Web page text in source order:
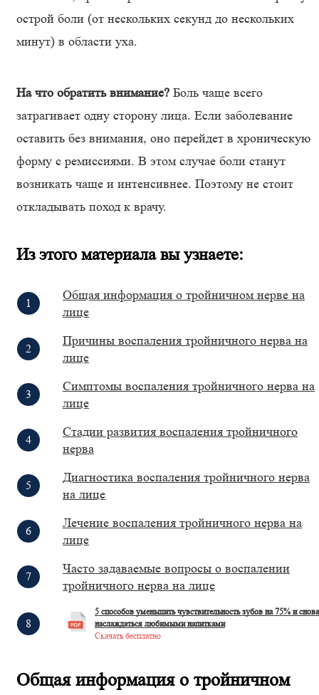
острой боли (от нескольких секунд до нескольких
минут) в области уха.
На что обратить внимание? Боль чаще всего
затрагивает одну сторону лица. Если заболевание
оставить без внимания, оно перейдет в хроническую
форму с ремиссиями. В этом случае боли станут
возникать чаще и интенсивнее. Поэтому не стоит
откладывать поход к врачу.
Из этого материала вы узнаете:
Общая информация о тройничном нерве на
лице
Причины воспаления тройничного нерва на
лице
Симптомы воспаления тройничного нерва на
лице
Стадии развития воспаления тройничного
нерва
Диагностика воспаления тройничного нерва
на лице
Лечение воспаления тройничного нерва на
лице
Часто задаваемые вопросы о воспалении
тройничного нерва на лице
5 способов уменьшить чувствительность зубов на 75% и снова
наслаждаться любимыми напитками
Скачать бесплатно
Общая информация о тройничном